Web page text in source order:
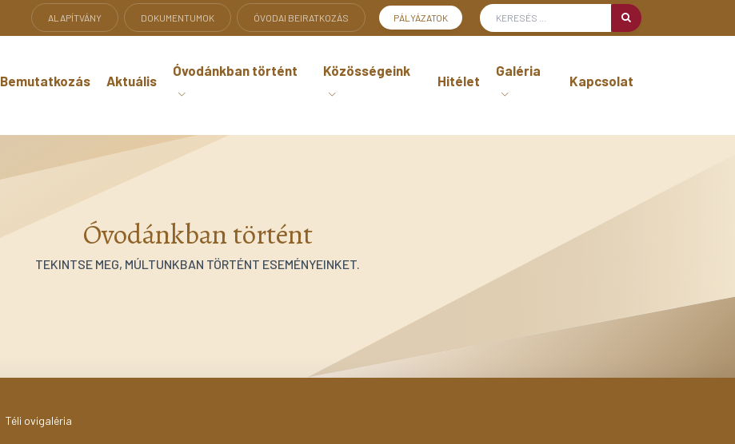
ALAPÍTVÁNY DOKUMENTUMOK ÓVODAI BEIRATKOZÁS PÁLYÁZATOK
Bemutatkozás Aktuális
Óvodánkban történt Közösségeink
Hitélet
Galéria
Kapcsolat
Óvodánkban történt
TEKINTSE MEG, MÚLTUNKBAN TÖRTÉNT ESEMÉNYEINKET.
Téli ovigaléria